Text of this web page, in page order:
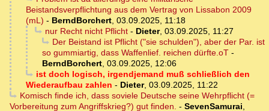
Beistandsverpflichtung aus dem Vertrag von Lissabon 2009
(mL) - BerndBorchert, 03.09.2025, 11:18
nur Recht nicht Pflicht- Dieter, 03.09.2025, 11:27
Der Beistand ist Pflicht ("sie schulden"), aber der Par. ist
so gummiartig, dass Waffenlief. reichen dürfte.oT -
BerndBorchert, 03.09.2025, 12:06
ist doch logisch, irgendjemand muß schließlich den
Wiederaufbau zahlen - Dieter, 03.09.2025, 11:22
Komisch finde ich, dass soviele Deutsche seine Wehrpflicht (=
Vorbereitung zum Angriffskrieg?) gut finden. - SevenSamurai,